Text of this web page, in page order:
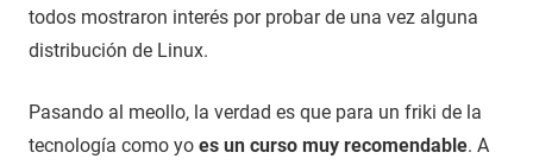
todos mostraron interés por probar de una vez alguna
distribución de Linux.
Pasando al meollo, la verdad es que para un friki de la
tecnología como yo es un curso muy recomendable. A